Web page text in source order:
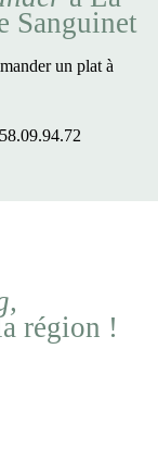
Sanguinet
un plat à
région !